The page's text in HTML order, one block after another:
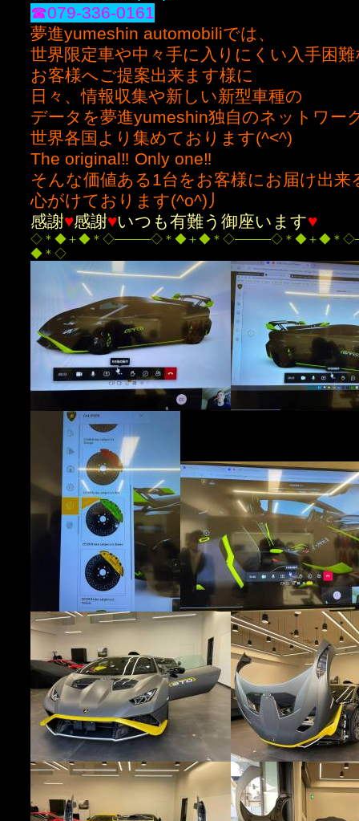
☎︎079-336-0161
夢進yumeshin automobiliでは、
世界限定車や中々手に入りにくい入手困
お客様へご提案出来ます様に
日々、情報収集や新しい新型車種の
データを夢進yumeshin独自のネットワー
世界各国より集めております(^<^)
The original‼️ Only one‼️
そんな価値ある1台をお客様にお届け出来
心がけております(^o^)丿
感謝♥感謝♥いつも有難う御座います♥
◇＊◆＋◆＊◇―――◇＊◆＋◆＊◇―――◇＊◆＋◆＊
◆＊◇